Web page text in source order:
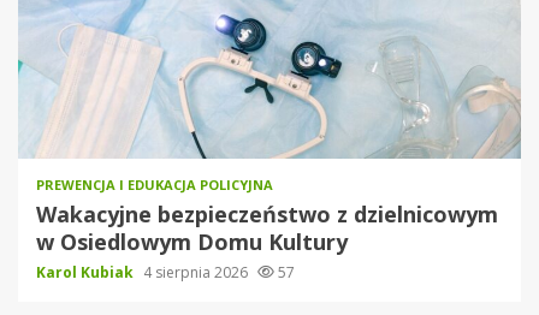
PREWENCJA I EDUKACJA POLICYJNA
Wakacyjne bezpieczeństwo z dzielnicowym
w Osiedlowym Domu Kultury
Karol Kubiak 4 sierpnia 2026 57